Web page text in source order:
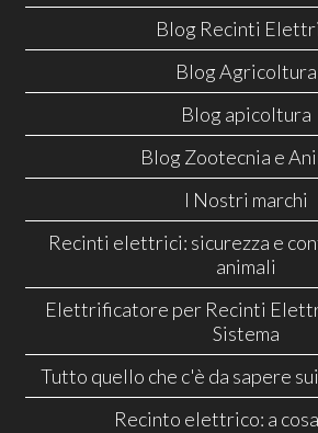
Blog Recinti
Blog Agricoltura
Blog apicoltura
Blog Zootecnia e
I Nostri marchi
Recinti elettrici: sicurezza e
animali
Elettrificatore per Recinti
Sistema
Tutto quello che c'è da sapere
Recinto elettrico: a